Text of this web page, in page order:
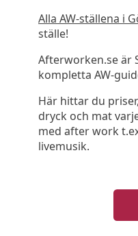
Alla AW-ställena i
ställe!
Afterworken.se är
kompletta AW-
Här hittar du
dryck och mat
med after work
livemusik.